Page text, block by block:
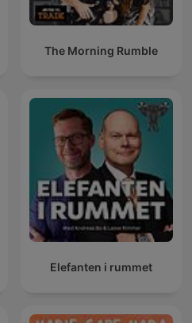
The Morning Rumble
Elefanten i rummet